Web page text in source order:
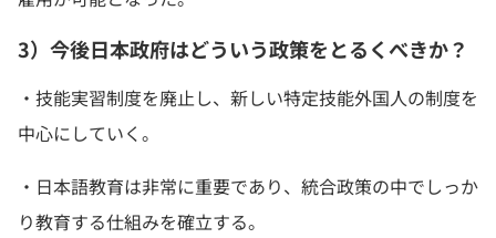
3）今後日本政府はどういう政策をとるくべきか？
・技能実習制度を廃止し、新しい特定技能外国人の制度を
中心にしていく。
・日本語教育は非常に重要であり、統合政策の中でしっか
り教育する仕組みを確立する。